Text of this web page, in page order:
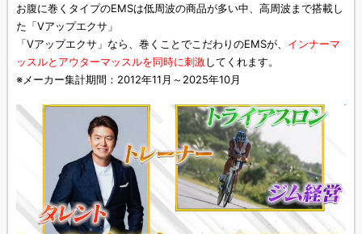
お腹に巻くタイプのEMSは低周波の商品が多い中、高周波まで搭載し
た「Vアップエクサ」
「Vアップエクサ」なら、巻くことでこだわりのEMSが、 インナーマ
ッスルとアウターマッスルを同時に刺激してくれます。
※メーカー集計期間：2012年11月～2025年10月